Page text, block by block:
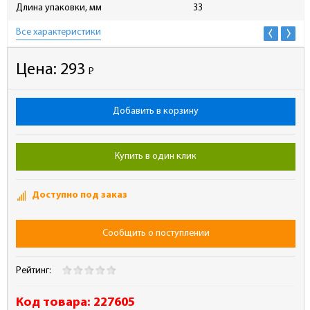
Длина упаковки, мм 33
Все характеристики
Цена: 293 Р
-
Добавить в корзину
Купить в один клик
Доступно под заказ
Сообщить о поступлении
Рейтинг:
Код товара: 227605